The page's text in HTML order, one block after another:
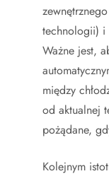
technologii) i
Ważne jest,
między
od aktualnej
pożądane,
Kolejnym